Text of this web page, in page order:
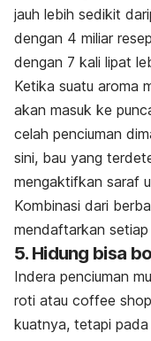
jauh lebih sedikit
dengan 4 miliar
dengan 7 kali lipat
Ketika suatu aroma
akan masuk ke
celah penciuman
sini, bau yang
mengaktifkan saraf
Kombinasi dari
mendaftarkan
5. Hidung bisa
Indera penciuman
roti atau coffee
kuatnya, tetapi